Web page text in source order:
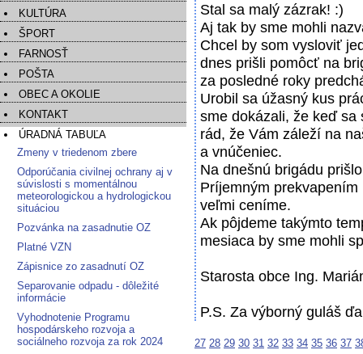
KULTÚRA
ŠPORT
FARNOSŤ
POŠTA
OBEC A OKOLIE
KONTAKT
ÚRADNÁ TABUĽA
Zmeny v triedenom zbere
Odporúčania civilnej ochrany aj v
súvislosti s momentálnou
meteorologickou a hydrologickou
situáciou
Pozvánka na zasadnutie OZ
Platné VZN
Zápisnice zo zasadnutí OZ
Separovanie odpadu - dôležité
informácie
Vyhodnotenie Programu
hospodárskeho rozvoja a
sociálneho rozvoja za rok 2024
Stal sa malý zázrak! :)
Aj tak by sme mohli
Chcel by som vysloviť
dnes prišli pomôcť na
za posledné roky
Urobil sa úžasný kus
sme dokázali, že keď sa
rád, že Vám záleží na
a vnúčeniec.
Na dnešnú brigádu
Príjemným
veľmi ceníme.
Ak pôjdeme takýmto
mesiaca by sme mohli
Starosta obce Ing.
P.S. Za výborný guláš
27 28 29 30 31 32 33 34 35 36 37